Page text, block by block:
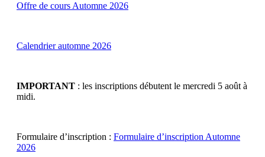
Offre de cours Automne 2026
Calendrier automne 2026
IMPORTANT : les inscriptions débutent le mercredi 5 août à
midi.
Formulaire d’inscription : Formulaire d’inscription Automne
2026